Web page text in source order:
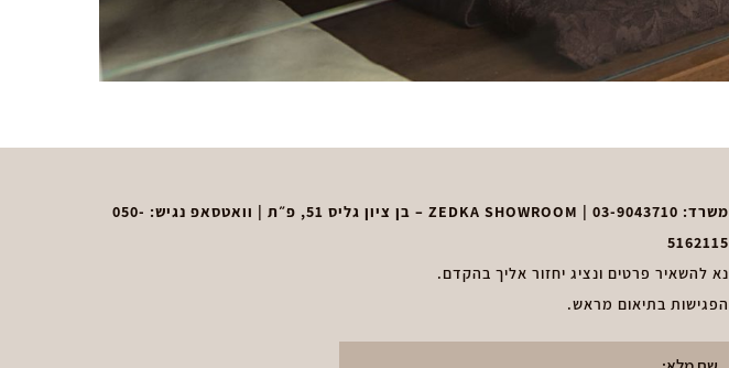
משרד: 03-9043710 | ZEDKA SHOWROOM – בן ציון גליס 51, פ״ת | וואטסאפ נגיש:
050-
5162115
נא להשאיר פרטים ונציג יחזור אליך בהקדם.
הפגישות בתיאום מראש.